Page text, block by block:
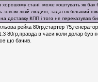
хорошому стані, може коштувать як бак
зовсім лівій людині, задаток більший
доставку КПП і того не переказував
рейка 80гр,стартер
80гр,правда в часи коли долар був
що бачив.